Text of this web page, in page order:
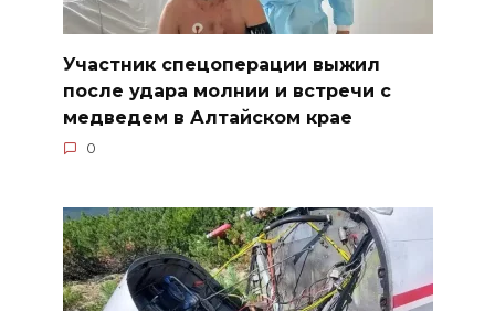
Участник спецоперации выжил
после удара молнии и встречи с
медведем в Алтайском крае
0